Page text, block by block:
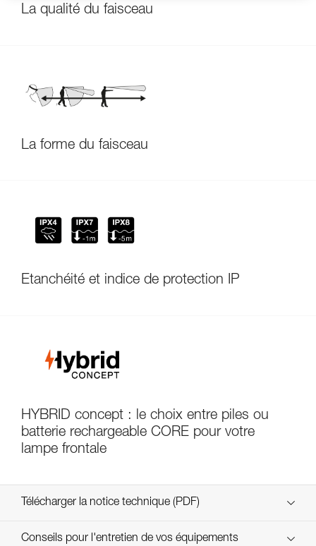
La qualité du faisceau
La forme du faisceau
Étanchéité et indice de protection IP
HYBRID concept : le choix entre piles ou
batterie rechargeable CORE pour votre
lampe frontale
Télécharger la notice technique (PDF)
Technical Notice
Conseils pour l'entretien de vos équipements